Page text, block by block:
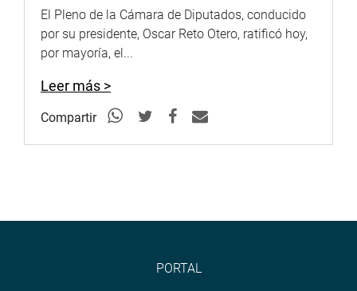
El Pleno de la Cámara de Diputados, conducido
por su presidente, Oscar Reto Otero, ratificó hoy,
por mayoría, el...
Leer más >
Compartir
PORTAL